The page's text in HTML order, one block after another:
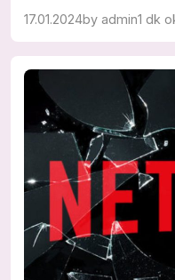
17.01.2024by admin1 dk